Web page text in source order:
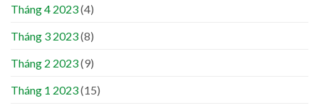
Tháng 4 2023(4)
Tháng 3 2023(8)
Tháng 2 2023(9)
Tháng 1 2023(15)